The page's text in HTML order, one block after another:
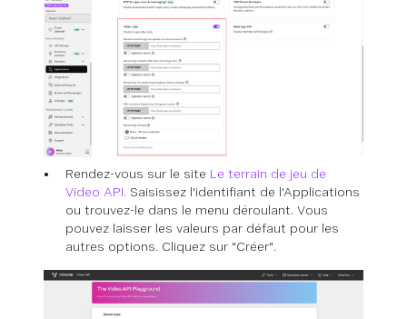
Rendez-vous sur le site Le terrain de jeu de
Video API. Saisissez l'identifiant de l'Applications
ou trouvez-le dans le menu déroulant. Vous
pouvez laisser les valeurs par défaut pour les
autres options. Cliquez sur "Créer".